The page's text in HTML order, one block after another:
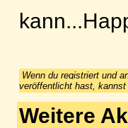
Wenn du registriert und
veröffentlicht hast, kannst
Weitere